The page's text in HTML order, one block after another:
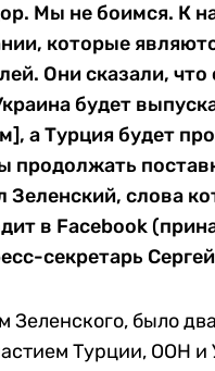
Мы не боимся. К
которые
Они сказали, что
будет
а Турция будет
продолжать
Зеленский, слова
в Facebook
секретарь
Зеленского, было
Турции, ООН и